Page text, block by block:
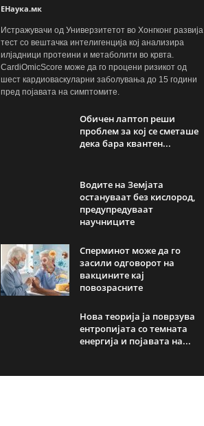
ЕНаука.мк
Истражувачи од Универзитетот во Хонгконг развија
тест со вештачка интелигенција кој анализира
илјадници протеини и метаболити во крвта.
CardiOmicScore може да го процени ризикот од
шест кардиоваскуларни заболувања до 15 години
пред појавата на симптомите.
Обичен лаптоп реши
проблем за кој се сметаше
дека бара квантен...
Водите на Земјата
остануваат без кислород,
предупредуваат
научниците
Сперминот може да го
засили одговорот на
вакцините кај
повозрасните
Нова теорија ја поврзува
ентропијата со темната
енергија и појавата на...